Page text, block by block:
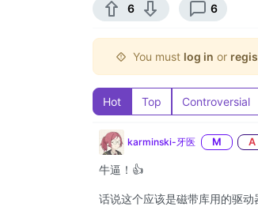
6
6
You must log in or
Hot Top Controversial
karminski-牙医 M A
牛逼！👍
话说这个应该是磁带库用的驱